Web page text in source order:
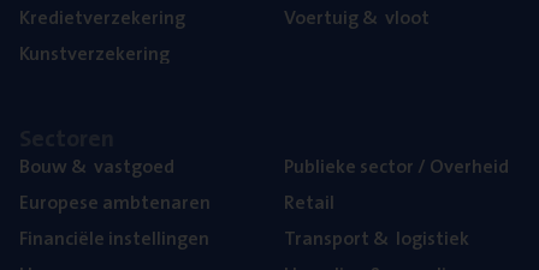
Kre­diet­ver­ze­ke­ring
Kunst­ver­ze­ke­ring
Voer­tuig& vloot
Bouw& vastgoed
Euro­pe­se ambtenaren
Finan­ci­ë­le instellingen
Publie­ke sec­tor / Overheid
Retail
Trans­port& logistiek